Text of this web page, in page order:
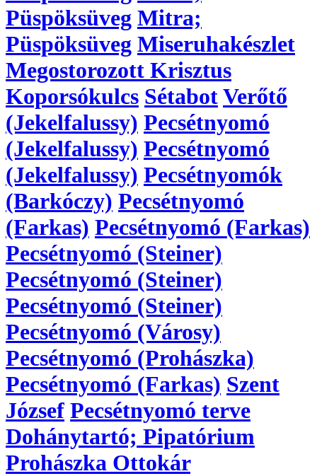
Püspöksüveg Mitra;
Püspöksüveg Miseruhakészlet
Megostorozott Krisztus
Koporsókulcs SétabotVerőtő
(Jekelfalussy) Pecsétnyomó
(Jekelfalussy) Pecsétnyomó
(Jekelfalussy) Pecsétnyomók
(Barkóczy) Pecsétnyomó
(Farkas) Pecsétnyomó (Farkas)
Pecsétnyomó (Steiner)
Pecsétnyomó (Steiner)
Pecsétnyomó (Steiner)
Pecsétnyomó (Városy)
Pecsétnyomó (Prohászka)
Pecsétnyomó (Farkas) Szent
József Pecsétnyomó terve
Dohánytartó; Pipatórium
Prohászka Ottokár